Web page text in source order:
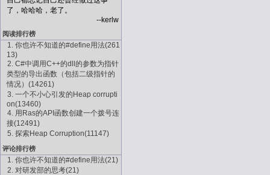
了，哈哈哈，老了。
--kerlw
阅读排行榜
1. 你也许不知道的#define用法(261
13)
2. C#中调用C++的dll的参数为指针
类型的导出函数（包括二级指针的
情况）(14261)
3. 一个不小心引发的Heap corrupti
on(13460)
4. 用Ras的API函数创建一个拨号连
接(12491)
5. 探索Heap Corruption(11147)
评论排行榜
1. 你也许不知道的#define用法(21)
2. 对研发部的思考(21)